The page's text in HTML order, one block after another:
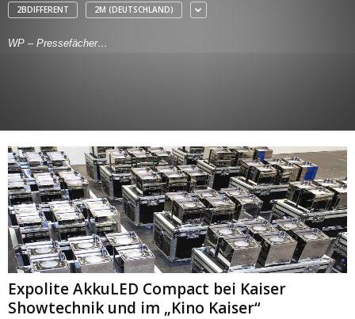
2BDIFFERENT 2M (DEUTSCHLAND)
WP – Pressefächer…
Expolite AkkuLED Compact bei Kaiser
Showtechnik und im „Kino Kaiser“